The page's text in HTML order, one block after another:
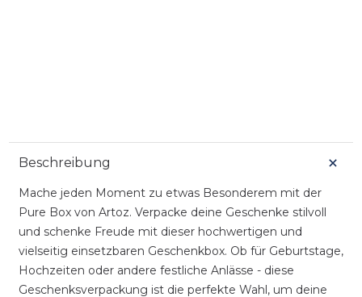
Beschreibung
Mache jeden Moment zu etwas Besonderem mit der
Pure Box von Artoz. Verpacke deine Geschenke stilvoll
und schenke Freude mit dieser hochwertigen und
vielseitig einsetzbaren Geschenkbox. Ob für Geburtstage,
Hochzeiten oder andere festliche Anlässe - diese
Geschenksverpackung ist die perfekte Wahl, um deine